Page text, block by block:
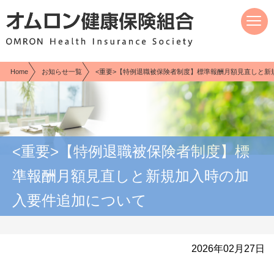
Home お知らせ一覧 <重要>【特例退職被保険者制度】標準報酬月額見直しと
<重要>【特例退職被保険者制度】標
準報酬月額見直しと新規加入時の加
入要件追加について
2026年02月27日